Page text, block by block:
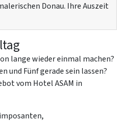
Donau. Ihre Auszeit
lange wieder einmal machen?
und Fünf gerade sein lassen?
vom Hotel ASAM in